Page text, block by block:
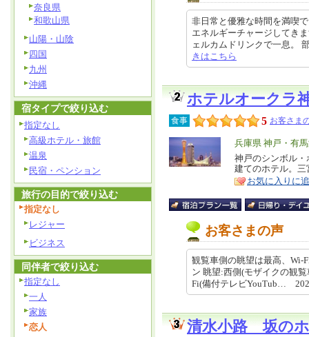
非日常と優雅な時間を満喫
エネルギーチャージしてき
ェルカムドリンクで一息。
きはこちら
ホテルオークラ
食事 5 お客さま
エ
リ
ア
兵庫県 神戸・有
特
徴
神戸のシンボル
建てのホテル。
お気に入りに
お客さまの声
観覧車側の眺望は最高、Wi-
ン 眺望:西側(モザイクの観
Fi(備付テレビYouTub…
清水小路 坂の
奈良県
和歌山県
山陽・山陰
四国
九州
沖縄
宿タイプで絞り込む
指定なし
高級ホテル・旅館
温泉
民宿・ペンション
旅行の目的で絞り込む
指定なし
レジャー
ビジネス
同伴者で絞り込む
指定なし
一人
家族
恋人